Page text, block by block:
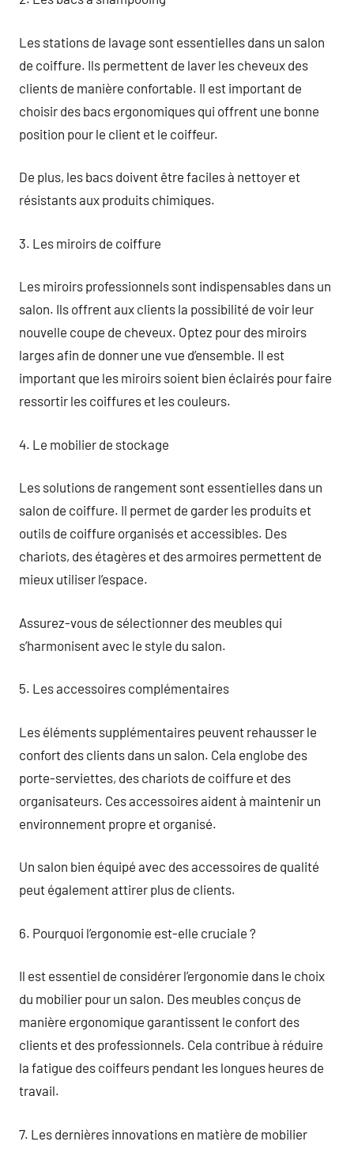
Les stations de lavage sont essentielles dans un salon
de coiffure. Ils permettent de laver les cheveux des
clients de manière confortable. Il est important de
choisir des bacs ergonomiques qui offrent une bonne
position pour le client et le coiffeur.
De plus, les bacs doivent être faciles à nettoyer et
résistants aux produits chimiques.
3. Les miroirs de coiffure
Les miroirs professionnels sont indispensables dans un
salon. Ils offrent aux clients la possibilité de voir leur
nouvelle coupe de cheveux. Optez pour des miroirs
larges afin de donner une vue d’ensemble. Il est
important que les miroirs soient bien éclairés pour faire
ressortir les coiffures et les couleurs.
4. Le mobilier de stockage
Les solutions de rangement sont essentielles dans un
salon de coiffure. Il permet de garder les produits et
outils de coiffure organisés et accessibles. Des
chariots, des étagères et des armoires permettent de
mieux utiliser l’espace.
Assurez-vous de sélectionner des meubles qui
s’harmonisent avec le style du salon.
5. Les accessoires complémentaires
Les éléments supplémentaires peuvent rehausser le
confort des clients dans un salon. Cela englobe des
porte-serviettes, des chariots de coiffure et des
organisateurs. Ces accessoires aident à maintenir un
environnement propre et organisé.
Un salon bien équipé avec des accessoires de qualité
peut également attirer plus de clients.
6. Pourquoi l’ergonomie est-elle cruciale ?
Il est essentiel de considérer l’ergonomie dans le choix
du mobilier pour un salon. Des meubles conçus de
manière ergonomique garantissent le confort des
clients et des professionnels. Cela contribue à réduire
la fatigue des coiffeurs pendant les longues heures de
travail.
7. Les dernières innovations en matière de mobilier